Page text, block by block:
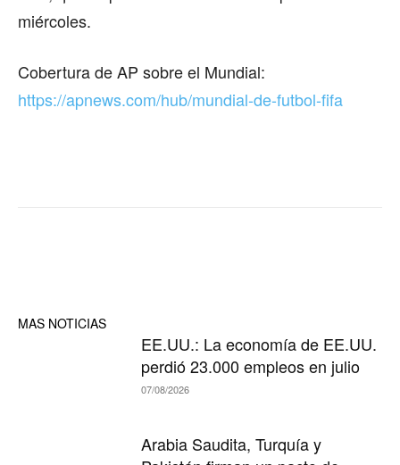
miércoles.
Cobertura de AP sobre el Mundial:
https://apnews.com/hub/mundial-de-futbol-fifa
MAS NOTICIAS
EE.UU.: La economía de EE.UU.
perdió 23.000 empleos en julio
07/08/2026
Arabia Saudita, Turquía y